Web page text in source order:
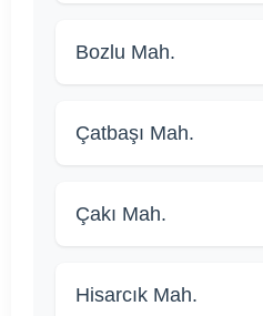
Bozlu Mah.
Çatbaşı Mah.
Çakı Mah.
Hisarcık Mah.